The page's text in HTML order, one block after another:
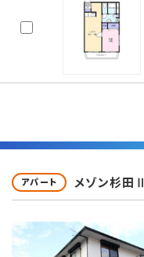
アパート メゾン杉田Ⅱ